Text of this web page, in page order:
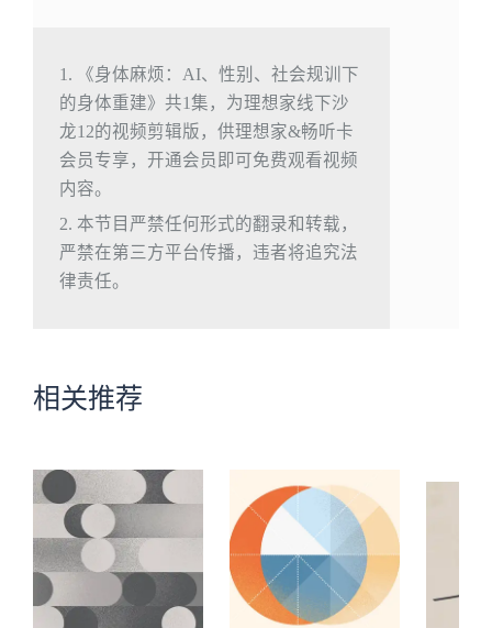
1. 《身体麻烦：AI、性别、社会规训下
的身体重建》共1集，为理想家线下沙
龙12的视频剪辑版，供理想家&畅听卡
会员专享，开通会员即可免费观看视频
内容。
2. 本节目严禁任何形式的翻录和转载，
严禁在第三方平台传播，违者将追究法
律责任。
相关推荐